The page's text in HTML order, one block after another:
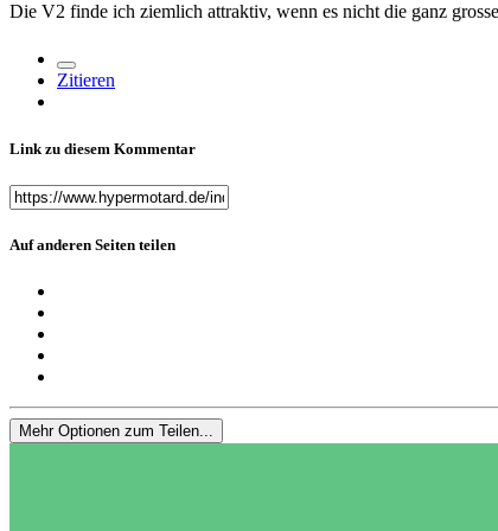
Die V2 finde ich ziemlich attraktiv, wenn es nicht die ganz
Zitieren
Link zu diesem Kommentar
Auf anderen Seiten teilen
Mehr Optionen zum Teilen...